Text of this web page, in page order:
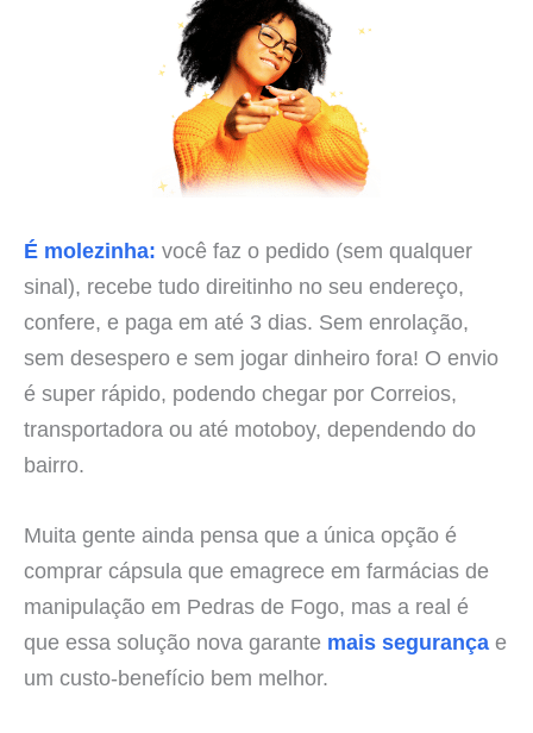
É molezinha: você faz o pedido (sem qualquer
sinal), recebe tudo direitinho no seu endereço,
confere, e paga em até 3 dias. Sem enrolação,
sem desespero e sem jogar dinheiro fora! O envio
é super rápido, podendo chegar por Correios,
transportadora ou até motoboy, dependendo do
bairro.
Muita gente ainda pensa que a única opção é
comprar cápsula que emagrece em farmácias de
manipulação em Pedras de Fogo, mas a real é
que essa solução nova garante mais segurança e
um custo-benefício bem melhor.